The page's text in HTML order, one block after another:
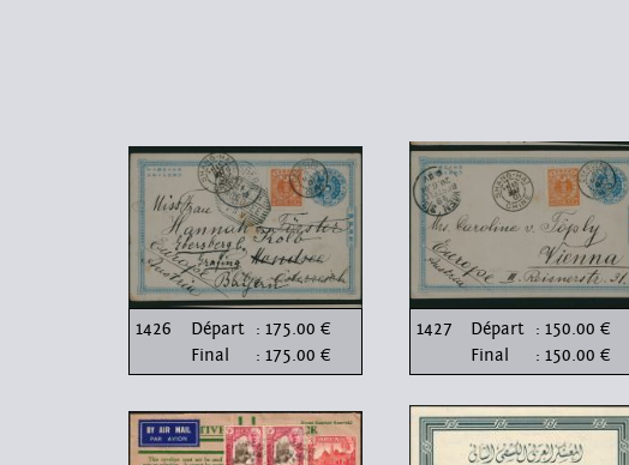
1426 Départ : 175.00 €
Final
: 175.00 €
1427 Départ : 150.00 €
Final
: 150.00 €